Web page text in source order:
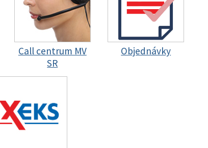
Call centrum MV
SR
Objednávky